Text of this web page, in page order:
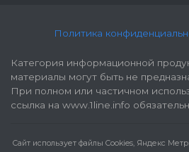
Политика
Категория информационной
материалы могут быть не
При полном или частичном
ссылка на www.1line.info
Cайт использует файлы Cookies, Яндекс